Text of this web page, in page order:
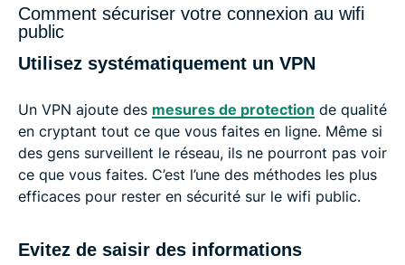
Comment sécuriser votre connexion au wifi
public
Utilisez systématiquement un VPN
Un VPN ajoute des mesures de protection de qualité
en cryptant tout ce que vous faites en ligne. Même si
des gens surveillent le réseau, ils ne pourront pas voir
ce que vous faites. C’est l’une des méthodes les plus
efficaces pour rester en sécurité sur le wifi public.
Evitez de saisir des informations